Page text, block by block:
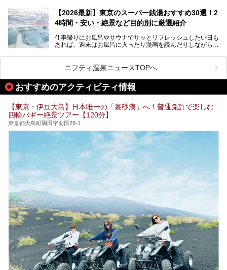
を旅の目的とする「サ旅」や自分へのご褒美のための宿泊な
ど、自分の好きなタイミングで好きなだけサ活ができるのが
魅力です。
最近では、男性専用施設だけでなく、カップルや女性に嬉し
い個室サウナも増えてきました。
ら、特におすすめしたい施設14選をご紹介します。
してみてください。
【2026最新】東京のスーパー銭湯おすすめ30選！2
4時間・安い・絶景など目的別に厳選紹介
仕事帰りにお風呂やサウナでサッとリフレッシュしたい日も
あれば、週末はお風呂に入ったり漫画を読んだりしながら一
また、終電を逃してしまい、「このまま朝までゆっくりでき
る場所があれば」と探した経験がある人も多いのではないで
しょうか。
そこで本記事では、東京でおすすめのスーパー銭湯を、目的
24時間営業で宿泊できる施設や、1,000円以下で楽しめる安
い施設、デートや休日レジャーにもぴったりなエンタメ要素
が充実した施設など、利用のシーンに合わせて参考にしてく
ださい。
ニフティ温泉ニュースTOPへ
おすすめのアクティビティ情報
【東京・伊豆大島】日本唯一の「裏砂漠」へ！普通免許で楽しむ
四輪バギー絶景ツアー【120分】
東京都大島町岡田字助田28-1